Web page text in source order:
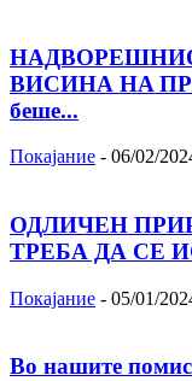
ВИСИНА HA
беше...
Покајание - 06/02/
ОДЛИЧЕН
ТРЕБА ДА СЕ
Покајание - 05/01/
Во нашите